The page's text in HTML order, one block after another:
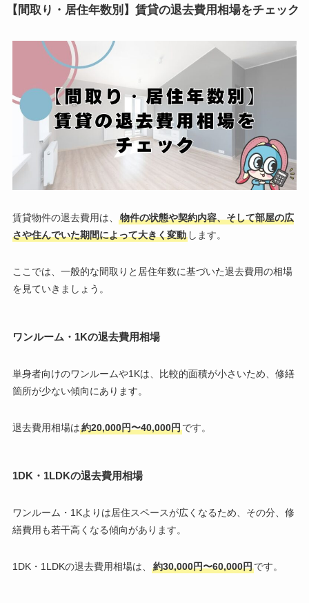
【間取り・居住年数別】賃貸の退去費用相場をチェック
賃貸物件の退去費用は、
物件の状態や契約内容、そして部屋の広
さや住んでいた期間によって大きく変動します。
ここでは、一般的な間取りと居住年数に基づいた退去費用の相場
を見ていきましょう。
ワンルーム・1Kの退去費用相場
単身者向けのワンルームや1Kは、比較的面積が小さいため、修繕
箇所が少ない傾向にあります。
退去費用相場は約20,000円〜40,000円です。
1DK・1LDKの退去費用相場
ワンルーム・1Kよりは居住スペースが広くなるため、その分、修
繕費用も若干高くなる傾向があります。
1DK・1LDKの退去費用相場は、 約30,000円〜60,000円です。